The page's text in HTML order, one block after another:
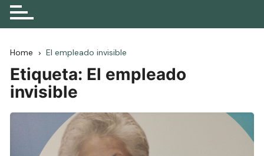
Home El empleado invisible
Etiqueta: El empleado
invisible